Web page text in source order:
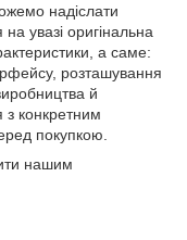
надіслати
увазі оригінальна
а саме:
розташування
й
конкретним
покупкою.
нашим